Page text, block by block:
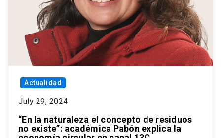
Actualidad
July 29, 2024
“En la naturaleza el concepto de residuos
no existe”: académica Pabón explica la